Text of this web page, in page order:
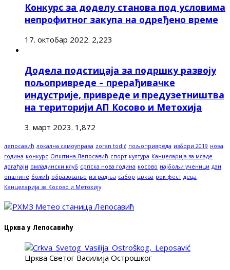
Конкурс за доделу станова под условима
непрофитног закупа на одређено време
17. октобар 2022. 2,223
Додела подстицаја за подршку развоју
пољопривреде – прерађивачке
индустрије, привреде и предузетништва
на територији АП Косово и Метохија
3. март 2023. 1,872
лепосавић локална самоуправа zoran todić пољопривреда избори 2019 нова
година конкурс Општина Лепосавић спорт култура Канцеларија за младе
догађаји омладински клуб српска нова година косово најбољи ученици дан
општине божић образовање изградња сабор црква рок фест деца
Канцеларија за Косово и Метохију
Црква у Лепосавићу
Црква Светог Василија Острошког